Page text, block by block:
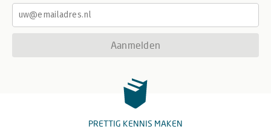
Aanmelden
PRETTIG KENNIS MAKEN